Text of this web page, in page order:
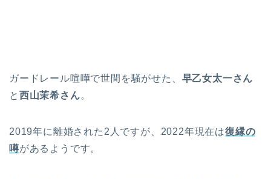
ガードレール喧嘩で世間を騒がせた、 早乙女太一さん
と 西山茉希さん。
2019年に離婚された2人ですが、2022年現在は復縁の
噂があるようです。